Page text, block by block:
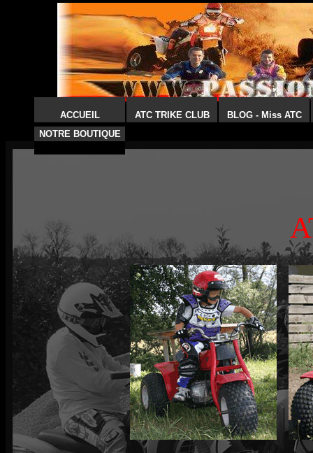
ACCUEIL ATC TRIKE CLUB
BLOG - Miss ATC
NOTRE BOUTIQUE